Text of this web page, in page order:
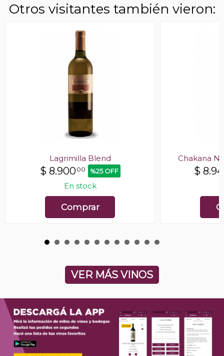
Otros visitantes también vieron:
Lagrimilla Blend
$ 8.90000 %25 OFF
En stock
Comprar
Chakana
$
VER MÁS VINOS